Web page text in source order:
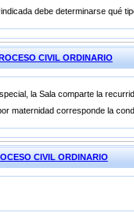
debe determinarse qué
CIVIL ORDINARIO
la Sala comparte la
maternidad corresponde la
CIVIL ORDINARIO